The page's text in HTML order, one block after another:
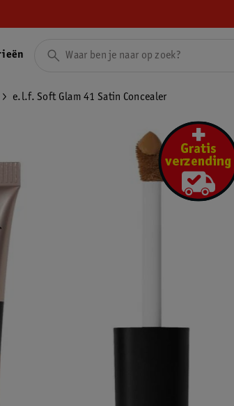
e.l.f. Soft Glam 41 Satin Concealer